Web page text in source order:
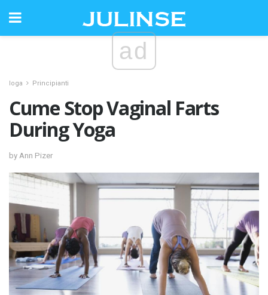
ad
Ioga Principianti
Cume Stop Vaginal Farts
During Yoga
by Ann Pizer